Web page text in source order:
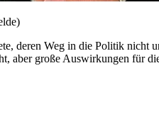
deren Weg in die Politik nicht
aber große Auswirkungen für